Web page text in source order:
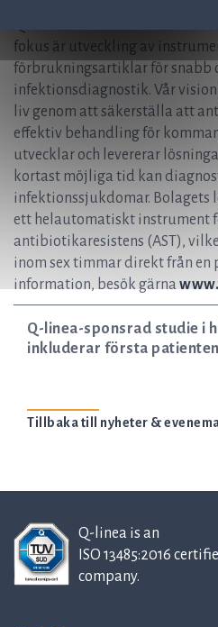
fokus är utveckling av
förbrukningsartiklar för snabb
infektionsdiagnostik. Vår
liv genom att säkerställa att
effektiv behandling för
utvecklar och levererar
kortast möjliga tid kan
infektionssjukdomar. Bolagets
ett helautomatiskt instrument
antibiotikaresistens (AST),
inom sex timmar direkt från
information, besök gärna
Q-linea-sponsrad studie i
inkluderar första patienten
Tillbaka till nyheter &
Q-linea is an
ISO 13485:2016
company.